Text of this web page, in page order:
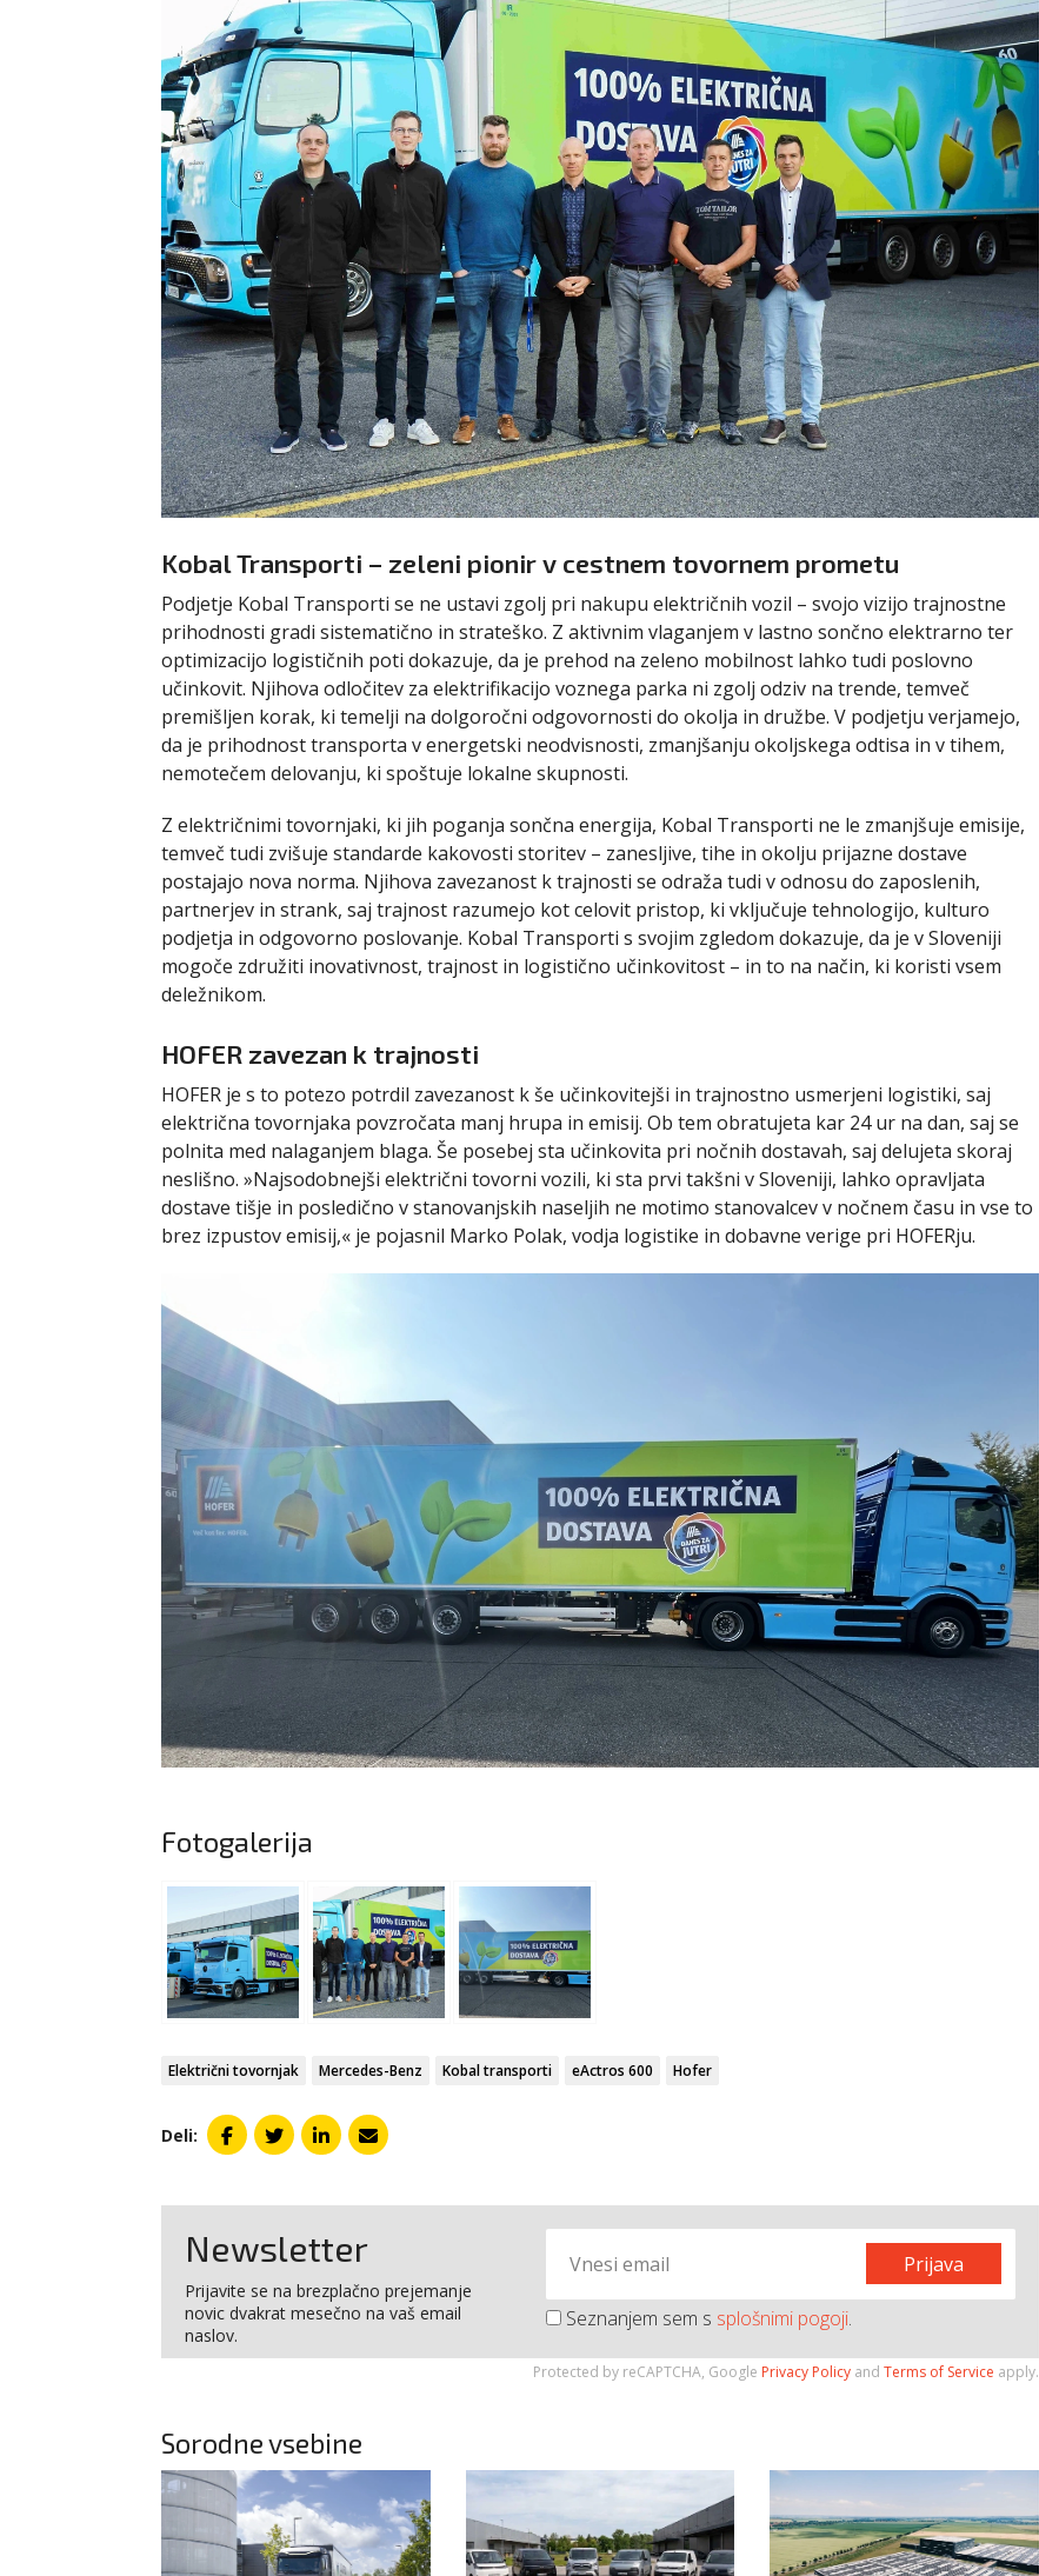
Kobal Transporti – zeleni pionir v cestnem tovornem prometu
Podjetje Kobal Transporti se ne ustavi zgolj pri nakupu električnih vozil – svojo vizijo trajnostne
prihodnosti gradi sistematično in strateško. Z aktivnim vlaganjem v lastno sončno elektrarno ter
optimizacijo logističnih poti dokazuje, da je prehod na zeleno mobilnost lahko tudi poslovno
učinkovit. Njihova odločitev za elektrifikacijo voznega parka ni zgolj odziv na trende, temveč
premišljen korak, ki temelji na dolgoročni odgovornosti do okolja in družbe. V podjetju verjamejo,
da je prihodnost transporta v energetski neodvisnosti, zmanjšanju okoljskega odtisa in v tihem,
nemotečem delovanju, ki spoštuje lokalne skupnosti.
Z električnimi tovornjaki, ki jih poganja sončna energija, Kobal Transporti ne le zmanjšuje emisije,
temveč tudi zvišuje standarde kakovosti storitev – zanesljive, tihe in okolju prijazne dostave
postajajo nova norma. Njihova zavezanost k trajnosti se odraža tudi v odnosu do zaposlenih,
partnerjev in strank, saj trajnost razumejo kot celovit pristop, ki vključuje tehnologijo, kulturo
podjetja in odgovorno poslovanje. Kobal Transporti s svojim zgledom dokazuje, da je v Sloveniji
mogoče združiti inovativnost, trajnost in logistično učinkovitost – in to na način, ki koristi vsem
deležnikom.
HOFER zavezan k trajnosti
HOFER je s to potezo potrdil zavezanost k še učinkovitejši in trajnostno usmerjeni logistiki, saj
električna tovornjaka povzročata manj hrupa in emisij. Ob tem obratujeta kar 24 ur na dan, saj se
polnita med nalaganjem blaga. Še posebej sta učinkovita pri nočnih dostavah, saj delujeta skoraj
neslišno. »Najsodobnejši električni tovorni vozili, ki sta prvi takšni v Sloveniji, lahko opravljata
dostave tišje in posledično v stanovanjskih naseljih ne motimo stanovalcev v nočnem času in vse to
brez izpustov emisij,« je pojasnil Marko Polak, vodja logistike in dobavne verige pri HOFERju.
Fotogalerija
Električni tovornjak Mercedes-Benz Kobal transporti eActros 600 Hofer
Deli:
Newsletter
Prijavite se na brezplačno prejemanje
novic dvakrat mesečno na vaš email
naslov.
Prijava
Seznanjem sem s splošnimi pogoji.
Protected by reCAPTCHA, Google Privacy Policy andTerms of Service apply.
Sorodne vsebine